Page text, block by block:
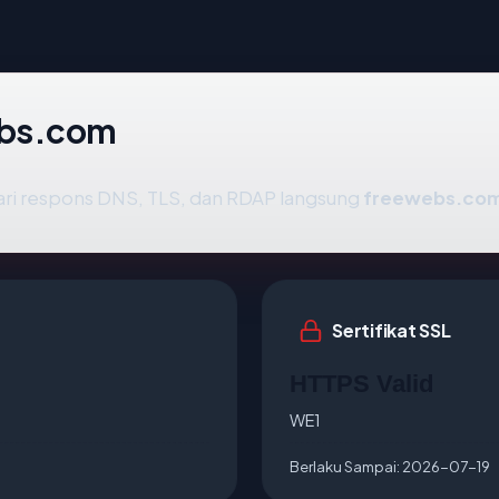
respons DNS, TLS, dan RDAP langsung
Sertifikat SSL
WE1
Berlaku Sampai: 2026-07-19